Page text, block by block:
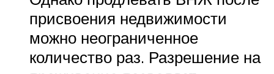
присвоения недвижимости
можно неограниченное
количество раз. Разрешение на